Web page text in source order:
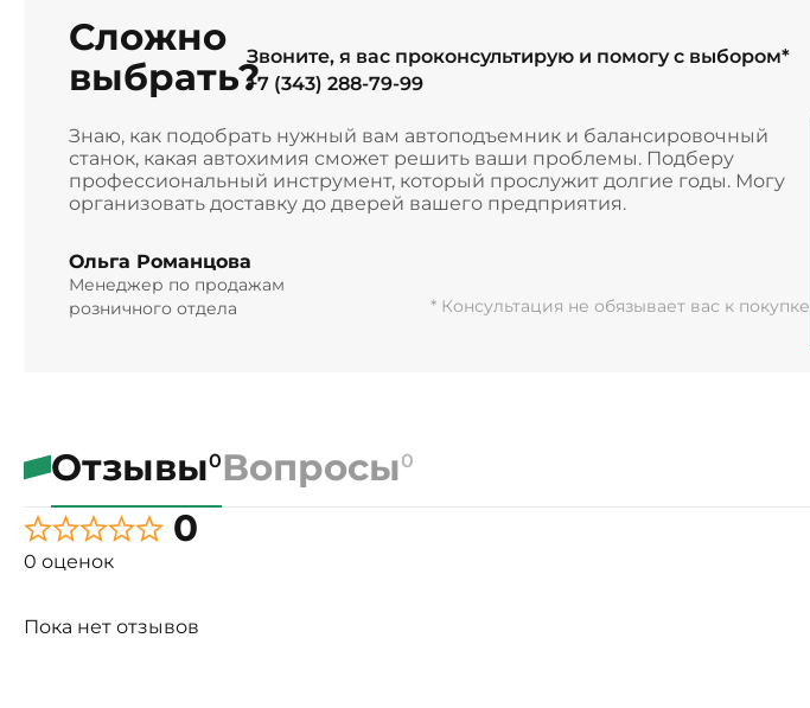
Сложно
выбрать?Звоните, я вас проконсультирую и помогу с выбором*
+7 (343) 288-79-99
Знаю, как подобрать нужный вам автоподъемник и балансировочный
станок, какая автохимия сможет решить ваши проблемы. Подберу
профессиональный инструмент, который прослужит долгие годы. Могу
организовать доставку до дверей вашего предприятия.
Ольга Романцова
Менеджер по продажам
розничного отдела
* Консультация не обязывает вас к покупке
Отзывы0Вопросы0
0
0 оценок
Пока нет отзывов